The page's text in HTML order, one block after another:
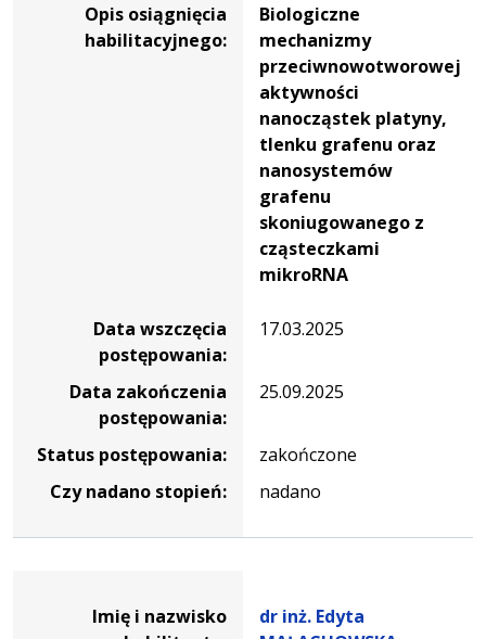
Opis osiągnięcia
habilitacyjnego:
Biologiczne
mechanizmy
przeciwnowotworowej
aktywności
nanocząstek platyny,
tlenku grafenu oraz
nanosystemów
grafenu
skoniugowanego z
cząsteczkami
mikroRNA
Data wszczęcia
postępowania:
17.03.2025
Data zakończenia
postępowania:
25.09.2025
Status postępowania:
zakończone
Czy nadano stopień:
nadano
Imię i nazwisko
dr inż. Edyta